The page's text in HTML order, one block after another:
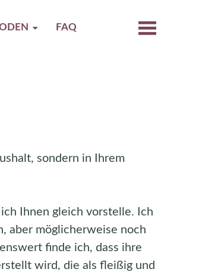
FAQ
sondern in Ihrem
Ihnen gleich vorstelle. Ich
aber möglicherweise noch
finde ich, dass ihre
wird, die als fleißig und